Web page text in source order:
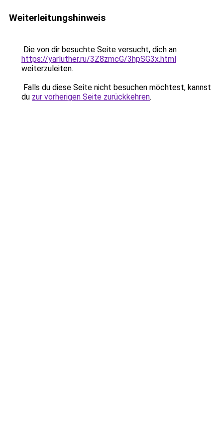
Weiterleitungshinweis
Die von dir besuchte Seite versucht, dich an
https://yarluther.ru/3Z8zmcG/3hpSG3x.html
weiterzuleiten.
Falls du diese Seite nicht besuchen möchtest, kannst
du zur vorherigen Seite zurückkehren.